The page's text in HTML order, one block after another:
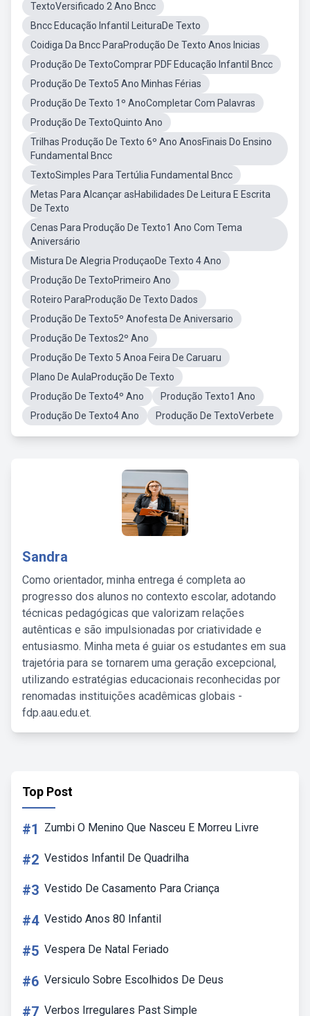
TextoVersificado 2 Ano Bncc
Bncc Educação Infantil LeituraDe Texto
Coidiga Da Bncc ParaProdução De Texto Anos Inicias
Produção De TextoComprar PDF Educação Infantil Bncc
Produção De Texto5 Ano Minhas Férias
Produção De Texto 1º AnoCompletar Com Palavras
Produção De TextoQuinto Ano
Trilhas Produção De Texto 6º Ano AnosFinais Do Ensino
Fundamental Bncc
TextoSimples Para Tertúlia Fundamental Bncc
Metas Para Alcançar asHabilidades De Leitura E Escrita
De Texto
Cenas Para Produção De Texto1 Ano Com Tema
Aniversário
Mistura De Alegria ProduçaoDe Texto 4 Ano
Produção De TextoPrimeiro Ano
Roteiro ParaProdução De Texto Dados
Produção De Texto5º Anofesta De Aniversario
Produção De Textos2º Ano
Produção De Texto 5 Anoa Feira De Caruaru
Plano De AulaProdução De Texto
Produção De Texto4º Ano
Produção Texto1 Ano
Produção De Texto4 Ano
Produção De TextoVerbete
Sandra
Como orientador, minha entrega é completa ao
progresso dos alunos no contexto escolar, adotando
técnicas pedagógicas que valorizam relações
autênticas e são impulsionadas por criatividade e
entusiasmo. Minha meta é guiar os estudantes em sua
trajetória para se tornarem uma geração excepcional,
utilizando estratégias educacionais reconhecidas por
renomadas instituições acadêmicas globais -
fdp.aau.edu.et.
Top Post
#1 Zumbi O Menino Que Nasceu E Morreu Livre
#2 Vestidos Infantil De Quadrilha
#3 Vestido De Casamento Para Criança
#4 Vestido Anos 80 Infantil
#5 Vespera De Natal Feriado
#6 Versiculo Sobre Escolhidos De Deus
#7 Verbos Irregulares Past Simple